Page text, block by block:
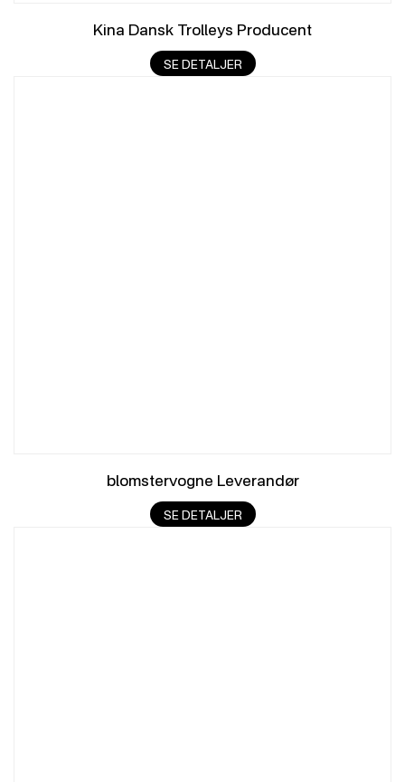
Kina Dansk Trolleys Producent
SE DETALJER
blomstervogne Leverandør
SE DETALJER